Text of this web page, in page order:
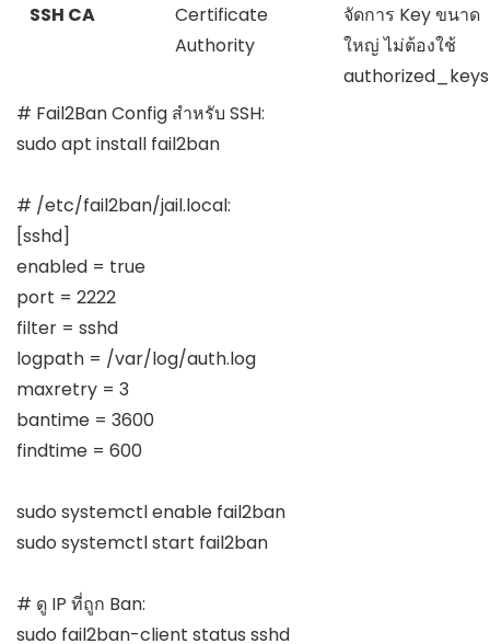
SSH CA
Certificate
Authority
จัดการ Key ขนาด
ใหญ่ ไม่ต้องใช้
authorized_keys
# Fail2Ban Config สำหรับ SSH:
sudo apt install fail2ban
# /etc/fail2ban/jail.local:
[sshd]
enabled = true
port = 2222
filter = sshd
logpath = /var/log/auth.log
maxretry = 3
bantime = 3600
findtime = 600
sudo systemctl enable fail2ban
sudo systemctl start fail2ban
# ดู IP ที่ถูก Ban:
sudo fail2ban-client status sshd